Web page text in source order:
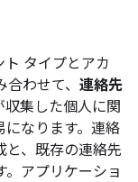
タイプとアカ
わせて、 連絡先
収集した個人に関
になります。連絡
と、既存の連絡先
アプリケーショ